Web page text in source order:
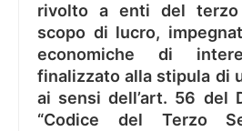
rivolto a enti del terzo
scopo di lucro,
economiche di
finalizzato alla stipula di
ai sensi dell’art. 56 del
“Codice del Terzo